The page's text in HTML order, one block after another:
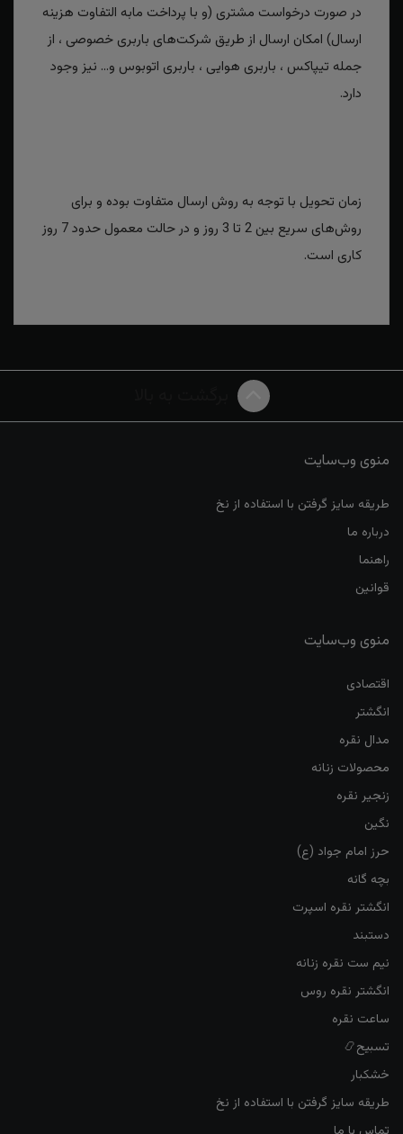
در صورت درخواست مشتری (و با پرداخت مابه التفاوت هزینه
ارسال) امکان ارسال از طریق شرکت‌های باربری خصوصی ، از
جمله تیپاکس ، باربری هوایی ، باربری اتوبوس و... نیز وجود
دارد.
زمان تحویل با توجه به روش ارسال متفاوت بوده و برای
روش‌های سریع بین 2 تا 3 روز و در حالت معمول حدود 7 روز
کاری است.
منوی وب‌سایت
طریقه سایز گرفتن با استفاده از نخ
درباره ما
راهنما
قوانین
منوی وب‌سایت
اقتصادی
انگشتر
مدال نقره
محصولات زنانه
زنجیر نقره
نگین
حرز امام جواد (ع)
بچه گانه
انگشتر نقره اسپرت
دستبند
نیم ست نقره زنانه
انگشتر نقره روس
ساعت نقره
تسبیح📿
خشکبار
طریقه سایز گرفتن با استفاده از نخ